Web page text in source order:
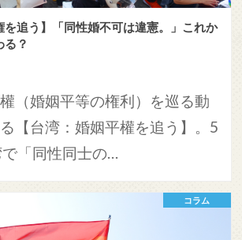
を追う】「同性婚不可は違憲。」これか
る？
（婚姻平等の権利）を巡る動
【台湾：婚姻平權を追う】。5
「同性同士の…
コラム